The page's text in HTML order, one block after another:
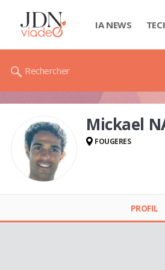
IA NEWS
Rechercher
Mickael
FOUGERES
PROFIL